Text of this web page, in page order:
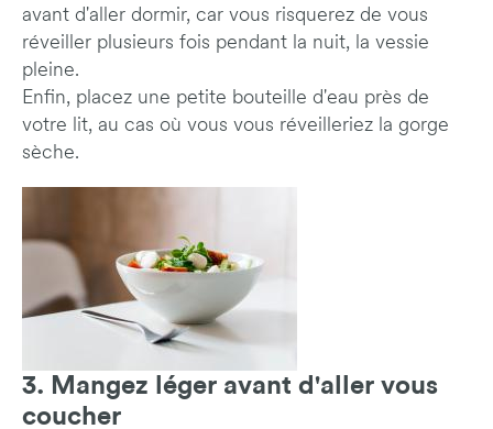
avant d'aller dormir, car vous risquerez de vous
réveiller plusieurs fois pendant la nuit, la vessie
pleine.
Enfin, placez une petite bouteille d'eau près de
votre lit, au cas où vous vous réveilleriez la gorge
sèche.
3. Mangez léger avant d'aller vous
coucher